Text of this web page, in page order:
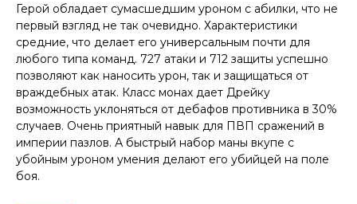
Герой обладает сумасшедшим уроном с абилки, что не
первый взгляд не так очевидно. Характеристики
средние, что делает его универсальным почти для
любого типа команд. 727 атаки и 712 защиты успешно
позволяют как наносить урон, так и защищаться от
враждебных атак. Класс монах дает Дрейку
возможность уклоняться от дебафов противника в 30%
случаев. Очень приятный навык для ПВП сражений в
империи пазлов. А быстрый набор маны вкупе с
убойным уроном умения делают его убийцей на поле
боя.